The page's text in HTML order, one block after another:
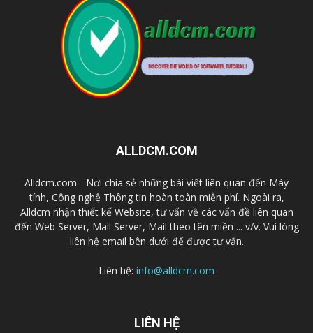
ALLDCM.COM
Alldcm.com - Nơi chia sẻ những bài viết liên quan đến Máy
tính, Công nghệ Thông tin hoàn toàn miễn phí. Ngoài ra,
Alldcm nhận thiết kế Website, tư vấn về các vấn đề liên quan
đến Web Server, Mail Server, Mail theo tên miền ... v/v. Vui lòng
liên hệ email bên dưới để được tư vấn.
Liên hệ: info@alldcm.com
LIÊN HỆ